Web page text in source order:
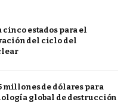
estados para el
del ciclo del
millones de dólares para
global de destrucción